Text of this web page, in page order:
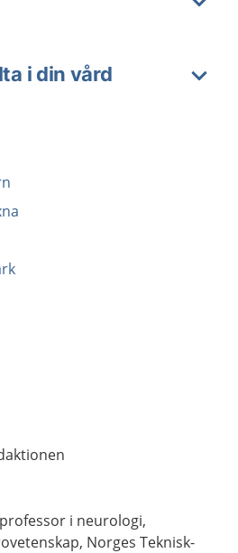
i din vård
i neurologi,
Norges Teknisk-